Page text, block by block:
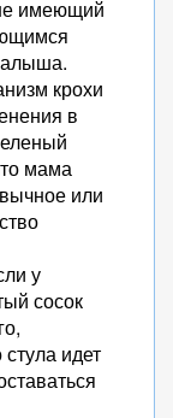
имеющий
крохи
в
мама
или
у
сосок
идет